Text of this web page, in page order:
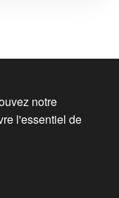
notre
l'essentiel de